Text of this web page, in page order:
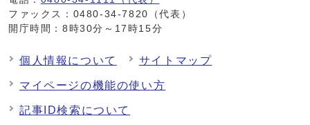
ファックス：0480-34-7820（代表）
開庁時間：8時30分～17時15分
個人情報について サイトマップ
マイページの機能の使い方
記事ID検索について